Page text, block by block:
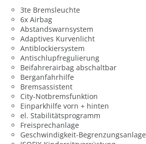
3te Bremsleuchte
6x Airbag
Abstandswarnsystem
Adaptives Kurvenlicht
Antiblockiersystem
Antischlupfregulierung
Beifahrerairbag abschaltbar
Berganfahrhilfe
Bremsassistent
City-Notbremsfunktion
Einparkhilfe vorn + hinten
el. Stabilitätsprogramm
Freisprechanlage
Geschwindigkeit-Begrenzungsanlage